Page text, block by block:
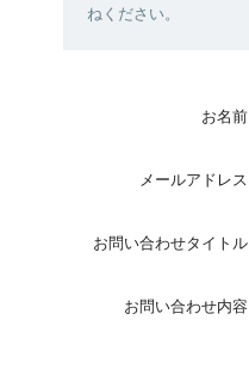
ねください。
お名前
メールアドレス
お問い合わせタイトル
お問い合わせ内容